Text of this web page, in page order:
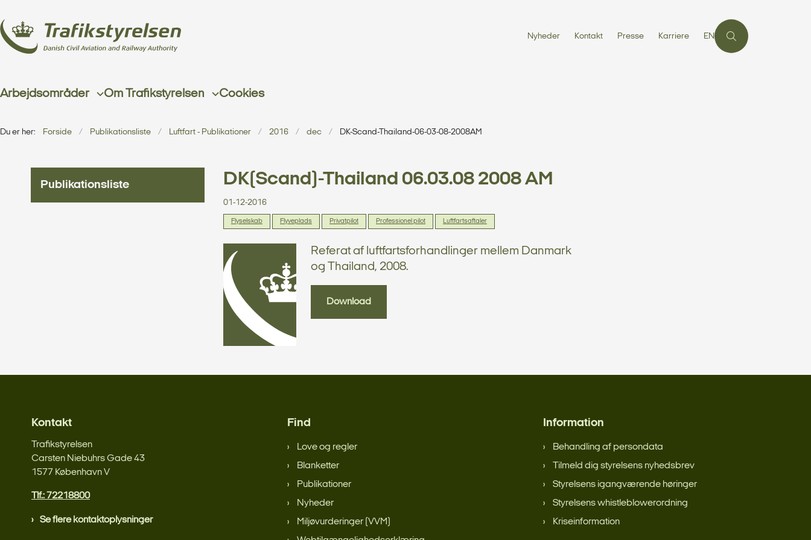
Nyheder Kontakt Presse Karriere EN
Arbejdsområder Om Trafikstyrelsen Cookies
Du er her: Forside Publikationsliste Luftfart - Publikationer 2016 dec DK-Scand-Thailand-06-03-08-2008AM
Publikationsliste DK(Scand)-Thailand 06.03.08 2008 AM
01-12-2016
Flyselskab Flyveplads Privatpilot Professionel pilot Luftfartsaftaler
Referat af luftfartsforhandlinger mellem Danmark
og Thailand, 2008.
Download
Kontakt
Trafikstyrelsen
Carsten Niebuhrs Gade 43
1577 København V
Tlf.: 72218800
Se flere kontaktoplysninger
Find
Love og regler
Blanketter
Publikationer
Nyheder
Miljøvurderinger (VVM)
Information
Behandling af persondata
Tilmeld dig styrelsens nyhedsbrev
Styrelsens igangværende høringer
Styrelsens whistleblowerordning
Kriseinformation